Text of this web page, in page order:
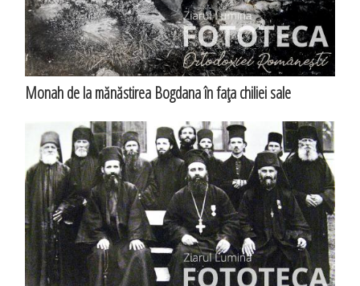
Monah de la mănăstirea Bogdana în faţa chiliei sale